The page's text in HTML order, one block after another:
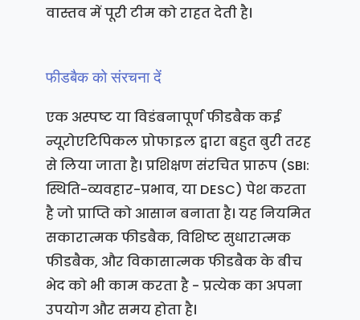
वास्तव में पूरी टीम को राहत देती है।
फीडबैक को संरचना दें
एक अस्पष्ट या विडंबनापूर्ण फीडबैक कई
न्यूरोएटिपिकल प्रोफाइल द्वारा बहुत बुरी तरह
से लिया जाता है। प्रशिक्षण संरचित प्रारूप (SBI:
स्थिति-व्यवहार-प्रभाव, या DESC) पेश करता
है जो प्राप्ति को आसान बनाता है। यह नियमित
सकारात्मक फीडबैक, विशिष्ट सुधारात्मक
फीडबैक, और विकासात्मक फीडबैक के बीच
भेद को भी काम करता है - प्रत्येक का अपना
उपयोग और समय होता है।